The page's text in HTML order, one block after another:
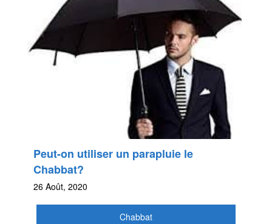
Peut-on utiliser un parapluie le
Chabbat?
26 Août, 2020
Chabbat